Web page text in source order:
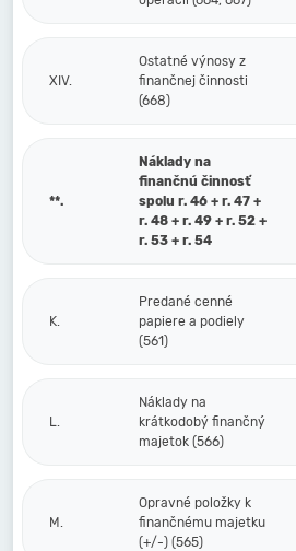
XIV.
Ostatné výnosy z
finančnej činnosti
(668)
**.
Náklady na
finančnú činnosť
spolu r. 46 + r. 47 +
r. 48 + r. 49 + r. 52 +
r. 53 + r. 54
K.
Predané cenné
papiere a podiely
(561)
L.
Náklady na
krátkodobý finančný
majetok (566)
M.
Opravné položky k
finančnému majetku
(+/-) (565)